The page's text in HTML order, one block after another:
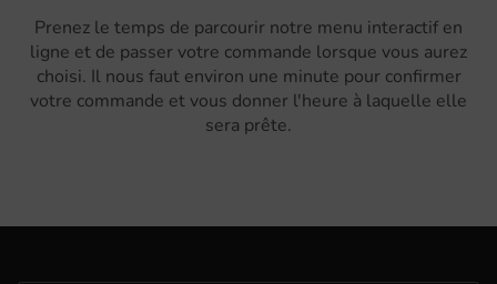
Prenez le temps de parcourir notre menu interactif en
ligne et de passer votre commande lorsque vous aurez
choisi. Il nous faut environ une minute pour confirmer
votre commande et vous donner l'heure à laquelle elle
sera prête.